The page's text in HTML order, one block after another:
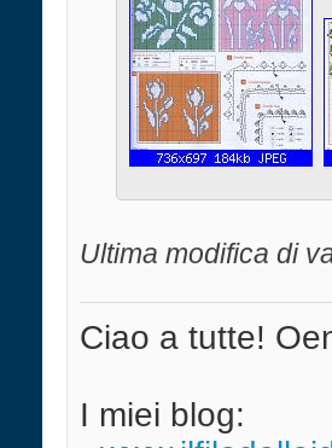
Ultima modifica di
Ciao a tutte!
I miei blog: